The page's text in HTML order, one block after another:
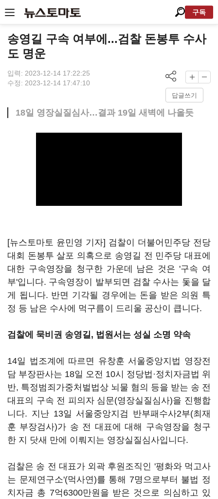
구독
송영길 구속 여부에...검찰 돈봉투 수사
도 명운
입력: 2023-12-14 17:22:25
수정: 2023-12-14 17:47:10
답글쓰기
18일 영장실질심사…결과 19일 새벽에 나올듯
[뉴스토마토 윤민영 기자] 검찰이 더불어민주당 전당
대회 돈봉투 살포 의혹으로 송영길 전 민주당 대표에
대한 구속영장을 청구한 가운데 남은 것은 '구속 여
부'입니다. 구속영장이 발부되면 검찰 수사는 돛을 달
게 됩니다. 반면 기각될 경우에는 돈을 받은 의원 특
정 등 남은 수사에 먹구름이 드리울 공산이 큽니다.
검찰에 묵비권 송영길, 법원서는 성실 소명 약속
14일 법조계에 따르면 유창훈 서울중앙지법 영장전
담 부장판사는 18일 오전 10시 정당법·정치자금법 위
반, 특정범죄가중처벌법상 뇌물 혐의 등을 받는 송 전
대표의 구속 전 피의자 심문(영장실질심사)을 진행합
니다. 지난 13일 서울중앙지검 반부패수사2부(최재
훈 부장검사)가 송 전 대표에 대해 구속영장을 청구
한 지 닷새 만에 이뤄지는 영장실질심사입니다.
검찰은 송 전 대표가 외곽 후원조직인 '평화와 먹고사
는 문제연구소'(먹사연)를 통해 7명으로부터 불법 정
치자금 총 7억6300만원을 받은 것으로 의심하고 있